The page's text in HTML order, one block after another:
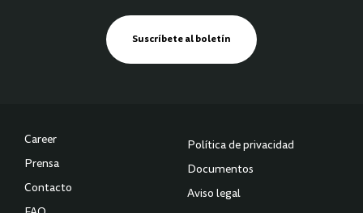
Suscríbete al boletín
Career
Prensa
Contacto
Política de privacidad
Documentos
Aviso legal